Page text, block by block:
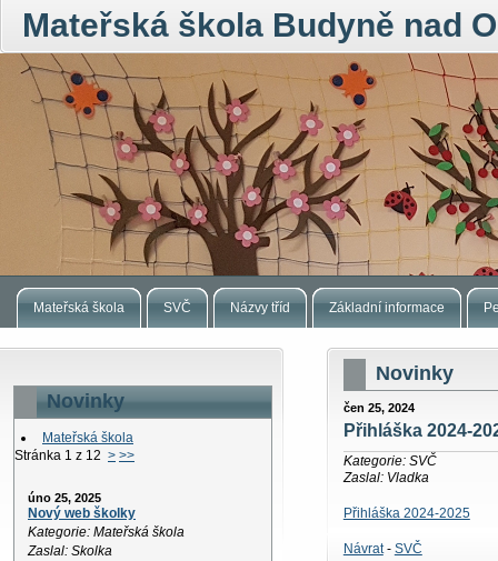
Mateřská škola Budyně nad
Mateřská škola SVČ Názvy tříd Základní informace
Novinky
Mateřská škola
Stránka 1 z 12 > >>
úno 25, 2025
Nový web školky
Kategorie: Mateřská škola
Zaslal: Skolka
Novinky
čen 25, 2024
Přihláška 2024-
Kategorie: SVČ
Zaslal: Vladka
Přihláška 2024-2025
Návrat- SVČ